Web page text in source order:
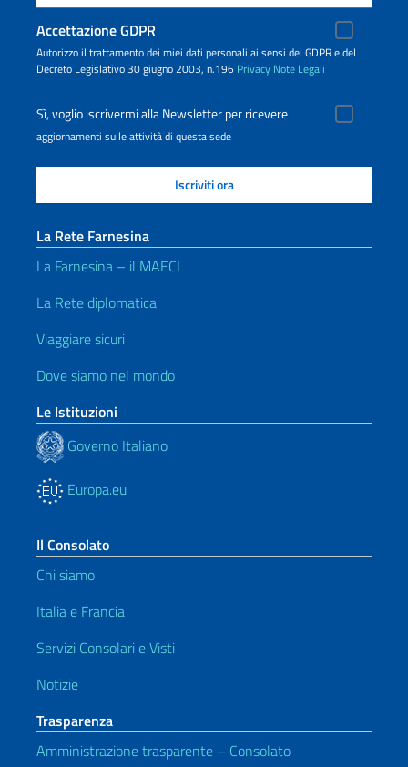
Accettazione GDPR
Autorizzo il trattamento dei miei dati personali ai sensi del GDPR e del
Decreto Legislativo 30 giugno 2003, n.196 Privacy Note Legali
Sì, voglio iscrivermi alla Newsletter per ricevere
aggiornamenti sulle attività di questa sede
La Rete Farnesina
La Farnesina – il MAECI
La Rete diplomatica
Viaggiare sicuri
Dove siamo nel mondo
Le Istituzioni
Governo Italiano
Europa.eu
Il Consolato
Chi siamo
Italia e Francia
Servizi Consolari e Visti
Notizie
Trasparenza
Amministrazione trasparente – Consolato